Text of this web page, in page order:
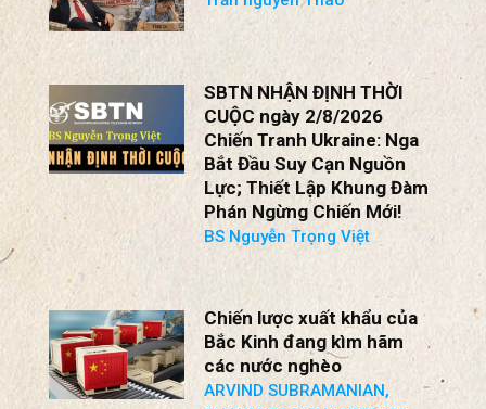
“CỦA NGƯỜI PHÚC TA”. . .
ra “Xiêu hồn lạc phách”.
Trần nguyên Thao
SBTN NHẬN ĐỊNH THỜI
CUỘC ngày 2/8/2026
Chiến Tranh Ukraine: Nga
Lực; Thiết Lập Khung Đàm
Phán Ngừng Chiến Mới!
BS Nguyễn Trọng Việt